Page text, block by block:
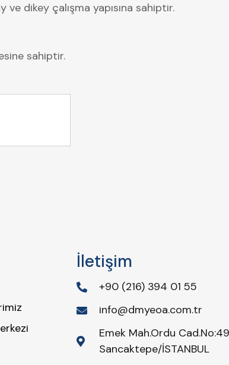
ve dikey çalışma yapısına sahiptir.
sahiptir.
İletişim
+90 (216) 394 01 55
info@dmyeoa.com.tr
Emek Mah.Ordu
Sancaktepe/İSTANBUL